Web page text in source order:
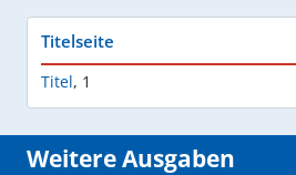
Titelseite
Titel, 1
Weitere Ausgaben